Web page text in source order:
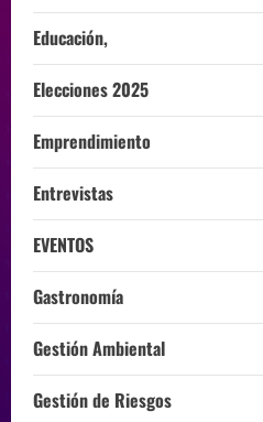
Educación,
Elecciones 2025
Emprendimiento
Entrevistas
EVENTOS
Gastronomía
Gestión Ambiental
Gestión de Riesgos